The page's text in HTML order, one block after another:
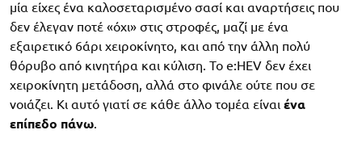
μία είχες ένα καλοσεταρισμένο σασί και αναρτήσεις που
δεν έλεγαν ποτέ «όχι» στις στροφές, μαζί με ένα
εξαιρετικό 6άρι χειροκίνητο, και από την άλλη πολύ
θόρυβο από κινητήρα και κύλιση. Το e:HEV δεν έχει
χειροκίνητη μετάδοση, αλλά στο φινάλε ούτε που σε
νοιάζει. Κι αυτό γιατί σε κάθε άλλο τομέα είναι ένα
επίπεδο πάνω.